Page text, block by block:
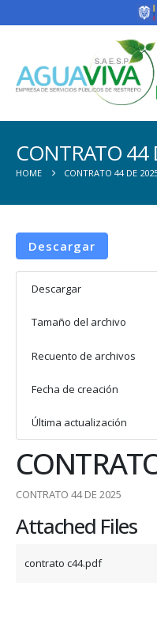
CONTRATO 44
HOME CONTRATO 44 DE
Descargar
Descargar
Tamaño del archivo
Recuento de archivos
Fecha de creación
Última actualización
CONTRATO 44 DE 2025
Attached Files
contrato c44.pdf